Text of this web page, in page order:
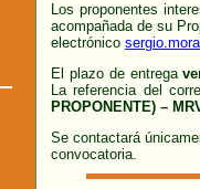
Los proponentes
acompañada de su
electrónico
El plazo de entrega
La referencia del
PROPONENTE) –
Se contactará